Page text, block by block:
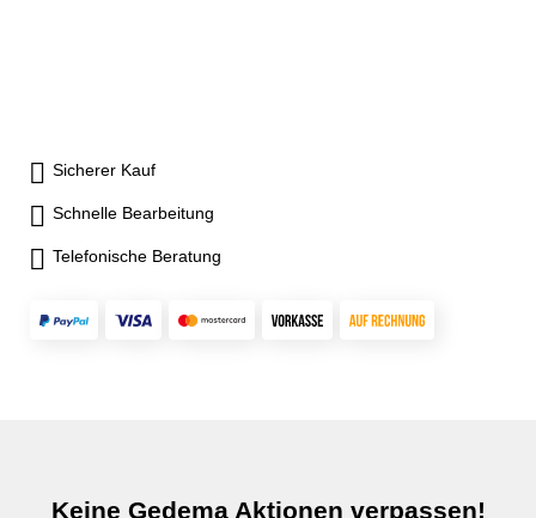
Spannschlüssel,
Sicherer Kauf
Schnelle Bearbeitung
Telefonische Beratung
Keine Gedema Aktionen verpassen!